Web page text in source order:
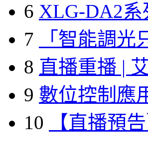
6 XLG-DA2系
7
「智能調光
8 直播重播 |
9 數位控制應
10
【直播預